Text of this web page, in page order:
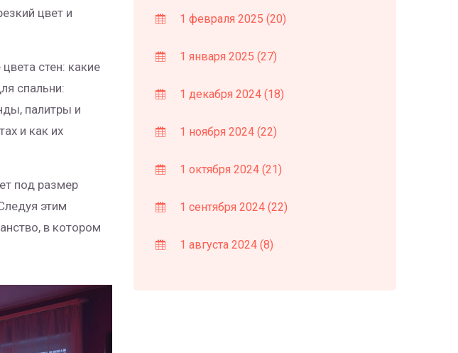
цвет и
стен: какие
спальни:
палитры и
и как их
под размер
этим
в котором
1 февраля 2025 (20)
1 января 2025 (27)
1 декабря 2024 (18)
1 ноября 2024 (22)
1 октября 2024 (21)
1 сентября 2024 (22)
1 августа 2024 (8)